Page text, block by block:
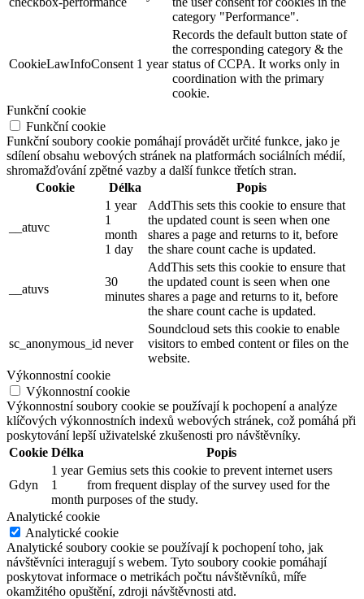
category "Performance".
CookieLawInfoConsent 1 year
Records the default button state of
the corresponding category & the
status of CCPA. It works only in
coordination with the primary
cookie.
Funkční cookie
Funkční cookie
Funkční soubory cookie pomáhají provádět určité funkce, jako je
sdílení obsahu webových stránek na platformách sociálních médií,
shromažďování zpětné vazby a další funkce třetích stran.
Cookie
Délka Popis
__atuvc
1 year
1
month
1 day
AddThis sets this cookie to ensure that
the updated count is seen when one
shares a page and returns to it, before
the share count cache is updated.
__atuvs
30
minutes
AddThis sets this cookie to ensure that
the updated count is seen when one
shares a page and returns to it, before
the share count cache is updated.
sc_anonymous_id never
Soundcloud sets this cookie to enable
visitors to embed content or files on the
website.
Výkonnostní cookie
Výkonnostní cookie
Výkonnostní soubory cookie se používají k pochopení a analýze
klíčových výkonnostních indexů webových stránek, což pomáhá při
poskytování lepší uživatelské zkušenosti pro návštěvníky.
Cookie Délka Popis
Gdyn
1 year
1
month
Gemius sets this cookie to prevent internet users
from frequent display of the survey used for the
purposes of the study.
Analytické cookie
Analytické cookie
Analytické soubory cookie se používají k pochopení toho, jak
návštěvníci interagují s webem. Tyto soubory cookie pomáhají
poskytovat informace o metrikách počtu návštěvníků, míře
okamžitého opuštění, zdroji návštěvnosti atd.